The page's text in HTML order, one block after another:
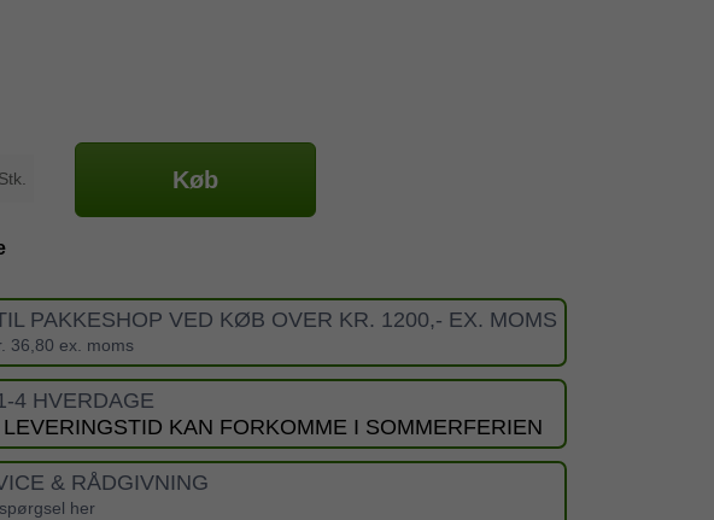
Stk. Køb
PAKKESHOP VED KØB OVER KR. 1200,- EX. MOMS
36,80 ex. moms
4 HVERDAGE
KAN FORKOMME I SOMMERFERIEN
& RÅDGIVNING
her